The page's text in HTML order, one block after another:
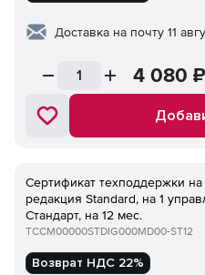
Доставка на почту 11
4 080 ₽
Сертификат техподдержки
редакция Standard, на 1
Стандарт, на 12 мес.
TCCM00000STDIG000MD00-ST12
Возврат НДС 22%